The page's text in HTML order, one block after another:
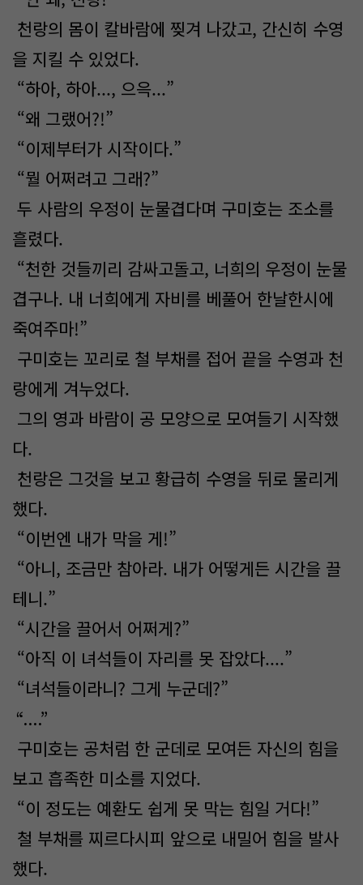
천랑의 몸이 칼바람에 찢겨 나갔고, 간신히 수영
을 지킬 수 있었다.
“하아, 하아..., 으윽...”
“왜 그랬어?!”
“이제부터가 시작이다.”
“뭘 어쩌려고 그래?”
두 사람의 우정이 눈물겹다며 구미호는 조소를
흘렸다.
“천한 것들끼리 감싸고돌고, 너희의 우정이 눈물
겹구나. 내 너희에게 자비를 베풀어 한날한시에
죽여주마!”
구미호는 꼬리로 철 부채를 접어 끝을 수영과 천
랑에게 겨누었다.
그의 영과 바람이 공 모양으로 모여들기 시작했
다.
천랑은 그것을 보고 황급히 수영을 뒤로 물리게
했다.
“이번엔 내가 막을 게!”
“아니, 조금만 참아라. 내가 어떻게든 시간을 끌
테니.”
“시간을 끌어서 어쩌게?”
“아직 이 녀석들이 자리를 못 잡았다....”
“녀석들이라니? 그게 누군데?”
“....”
구미호는 공처럼 한 군데로 모여든 자신의 힘을
보고 흡족한 미소를 지었다.
“이 정도는 예환도 쉽게 못 막는 힘일 거다!”
철 부채를 찌르다시피 앞으로 내밀어 힘을 발사
했다.